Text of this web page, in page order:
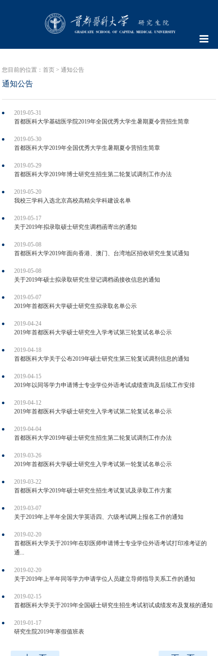
您目前的位置：首页 >通知公告
通知公告
2019-05-31
首都医科大学基础医学院2019年全国优秀大学生暑期夏令营招生简章
2019-05-30
首都医科大学2019年全国优秀大学生暑期夏令营招生简章
2019-05-29
首都医科大学2019年博士研究生招生第二轮复试调剂工作办法
2019-05-20
我校三学科入选北京高校高精尖学科建设名单
2019-05-17
关于2019年拟录取硕士研究生调档函寄出的通知
2019-05-08
首都医科大学2019年面向香港、澳门、台湾地区招收研究生复试通知
2019-05-08
关于2019年硕士拟录取研究生登记调档函接收信息的通知
2019-05-07
2019年首都医科大学硕士研究生拟录取名单公示
2019-04-24
2019年首都医科大学硕士研究生入学考试第三轮复试名单公示
2019-04-18
首都医科大学关于公布2019年硕士研究生第三轮复试调剂信息的通知
2019-04-15
2019年以同等学力申请博士专业学位外语考试成绩查询及后续工作安排
2019-04-12
2019年首都医科大学硕士研究生入学考试第二轮复试名单公示
2019-04-04
首都医科大学2019年硕士研究生招生第二轮复试调剂工作办法
2019-03-26
2019年首都医科大学硕士研究生入学考试第一轮复试名单公示
2019-03-22
首都医科大学2019年硕士研究生招生考试复试及录取工作方案
2019-03-07
关于2019年上半年全国大学英语四、六级考试网上报名工作的通知
2019-02-20
首都医科大学关于2019年在职医师申请博士专业学位外语考试打印准考证的
通...
2019-02-20
关于2019年上半年同等学力申请学位人员建立导师指导关系工作的通知
2019-02-15
首都医科大学关于2019年全国硕士研究生招生考试初试成绩发布及复核的通知
2019-01-17
研究生院2019年寒假值班表